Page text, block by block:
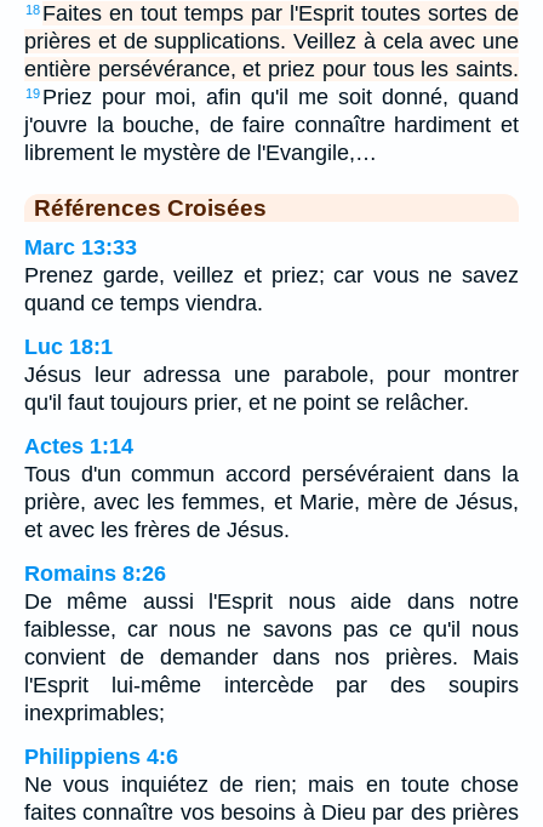
18 Faites en tout temps par l'Esprit toutes sortes de
prières et de supplications. Veillez à cela avec une
entière persévérance, et priez pour tous les saints.
19 Priez pour moi, afin qu'il me soit donné, quand
j'ouvre la bouche, de faire connaître hardiment et
librement le mystère de l'Evangile,…
Références Croisées
Marc 13:33
Prenez garde, veillez et priez; car vous ne savez
quand ce temps viendra.
Luc 18:1
Jésus leur adressa une parabole, pour montrer
qu'il faut toujours prier, et ne point se relâcher.
Actes 1:14
Tous d'un commun accord persévéraient dans la
prière, avec les femmes, et Marie, mère de Jésus,
et avec les frères de Jésus.
Romains 8:26
De même aussi l'Esprit nous aide dans notre
faiblesse, car nous ne savons pas ce qu'il nous
convient de demander dans nos prières. Mais
l'Esprit lui-même intercède par des soupirs
inexprimables;
Philippiens 4:6
Ne vous inquiétez de rien; mais en toute chose
faites connaître vos besoins à Dieu par des prières